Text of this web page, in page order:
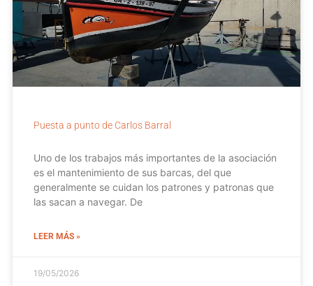
Puesta a punto de Carlos Barral
Uno de los trabajos más importantes de la asociación
es el mantenimiento de sus barcas, del que
generalmente se cuidan los patrones y patronas que
las sacan a navegar. De
LEER MÁS »
19/05/2026